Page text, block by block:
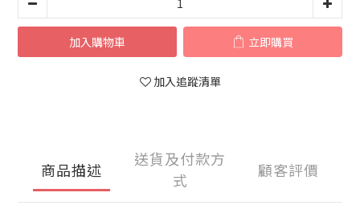
加入購物車 立即購買
加入追蹤清單
商品描述
送貨及付款方
式
顧客評價